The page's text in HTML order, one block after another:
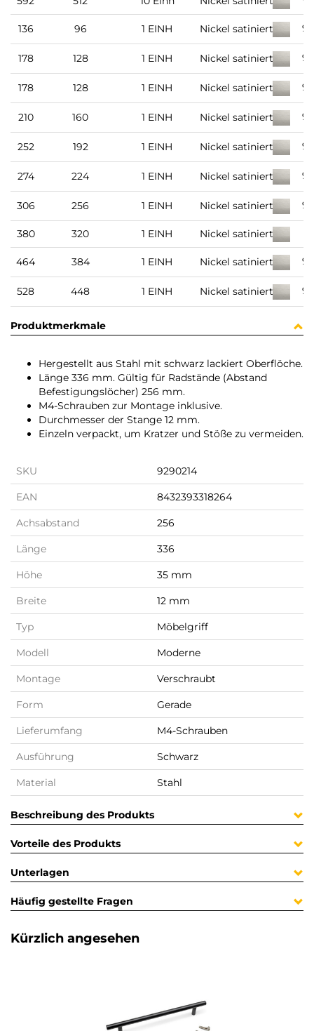
136 96 1 EINH Nickel satiniert
178 128 1 EINH Nickel satiniert
178 128 1 EINH Nickel satiniert
210 160 1 EINH Nickel satiniert
252 192 1 EINH Nickel satiniert
274 224 1 EINH Nickel satiniert
306 256 1 EINH Nickel satiniert
380 320 1 EINH Nickel satiniert
464 384 1 EINH Nickel satiniert
528 448 1 EINH Nickel satiniert
Produktmerkmale
Hergestellt aus Stahl mit schwarz lackiert Oberflöche.
Länge 336 mm. Gültig für Radstände (Abstand
Befestigungslöcher) 256 mm.
M4-Schrauben zur Montage inklusive.
Durchmesser der Stange 12 mm.
Einzeln verpackt, um Kratzer und Stöße zu vermeiden.
SKU 9290214
EAN 8432393318264
Achsabstand 256
Länge 336
Höhe 35 mm
Breite 12 mm
Typ Möbelgriff
Modell Moderne
Montage Verschraubt
Form Gerade
Lieferumfang M4-Schrauben
Ausführung Schwarz
Material Stahl
Beschreibung des Produkts
Vorteile des Produkts
Unterlagen
Häufig gestellte Fragen
Kürzlich angesehen